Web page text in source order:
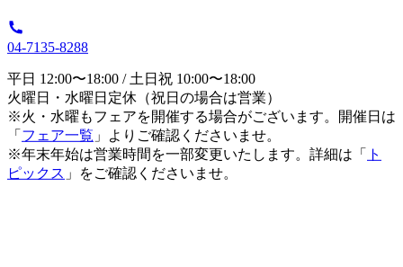
04-7135-8288
平日 12:00〜18:00 / 土日祝 10:00〜18:00
火曜日・水曜日定休（祝日の場合は営業）
※火・水曜もフェアを開催する場合がございます。開催日は
「 フェア一覧 」よりご確認くださいませ。
※年末年始は営業時間を一部変更いたします。詳細は「
ト
ピックス 」をご確認くださいませ。